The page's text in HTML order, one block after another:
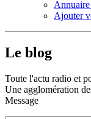
Annuaire
Ajouter
Le blog
Toute l'actu radio et
Une agglomération
Message